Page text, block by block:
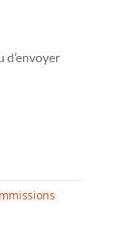
d’envoyer